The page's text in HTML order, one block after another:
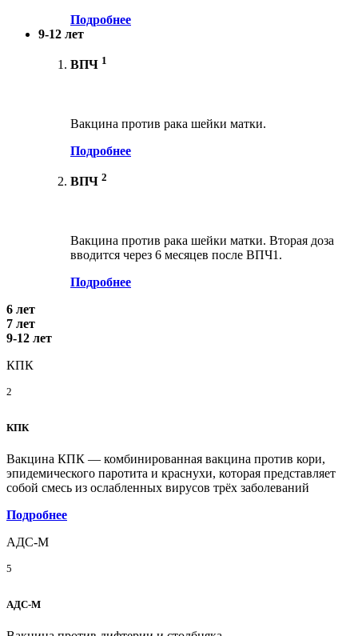
Подробнее
9-12 лет
ВПЧ 1
Вакцина против рака шейки матки.
Подробнее
ВПЧ 2
Вакцина против рака шейки матки. Вторая доза
вводится через 6 месяцев после ВПЧ1.
Подробнее
6 лет
7 лет
9-12 лет
КПК
2
КПК
Вакцина КПК — комбинированная вакцина против кори,
эпидемического паротита и краснухи, которая представляет
собой смесь из ослабленных вирусов трёх заболеваний
Подробнее
АДС-М
5
АДС-М